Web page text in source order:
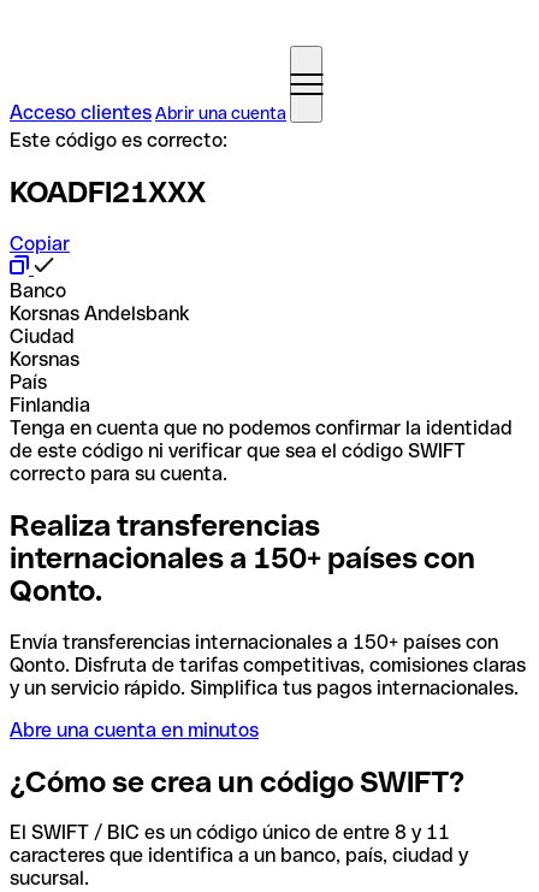
Acceso clientesAbrir una cuenta
Este código es correcto:
KOADFI21XXX
Copiar
Banco
Korsnas Andelsbank
Ciudad
Korsnas
País
Finlandia
Tenga en cuenta que no podemos confirmar la identidad
de este código ni verificar que sea el código SWIFT
correcto para su cuenta.
Realiza transferencias
internacionales a 150+ países con
Qonto.
Envía transferencias internacionales a 150+ países con
Qonto. Disfruta de tarifas competitivas, comisiones claras
y un servicio rápido. Simplifica tus pagos internacionales.
Abre una cuenta en minutos
¿Cómo se crea un código SWIFT?
El SWIFT / BIC es un código único de entre 8 y 11
caracteres que identifica a un banco, país, ciudad y
sucursal.